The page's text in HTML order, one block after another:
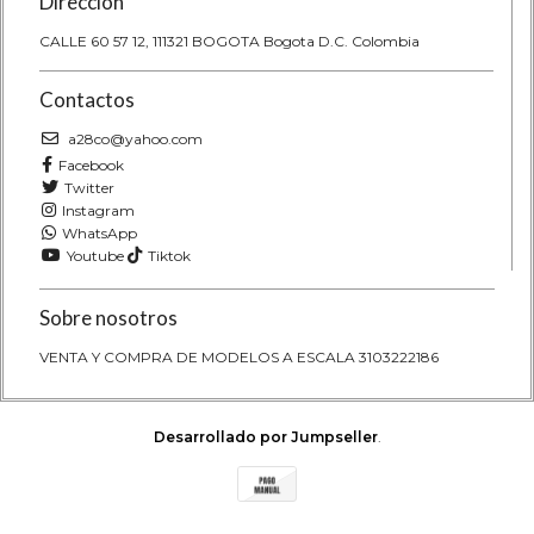
CALLE 60 57 12, 111321 BOGOTA Bogota D.C. Colombia
Contactos
a28co@yahoo.com
Facebook
Twitter
Instagram
WhatsApp
Youtube
Tiktok
Sobre nosotros
VENTA Y COMPRA DE MODELOS A ESCALA 3103222186
Desarrollado por Jumpseller.